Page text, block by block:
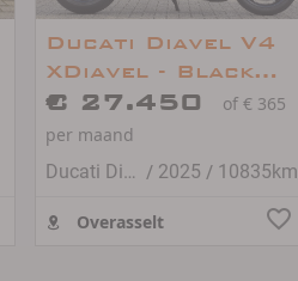
Ducati Diavel V4
XDiavel - Black
Lava
€ 27.450
of € 365
per maand
Ducati Diavel / 2025 / 10835km
Overasselt